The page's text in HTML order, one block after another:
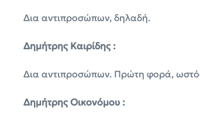
Δια αντιπροσώπων, δηλαδή.
Δημήτρης Καιρίδης :
Δια αντιπροσώπων. Πρώτη φορά,
Δημήτρης Οικονόμου :